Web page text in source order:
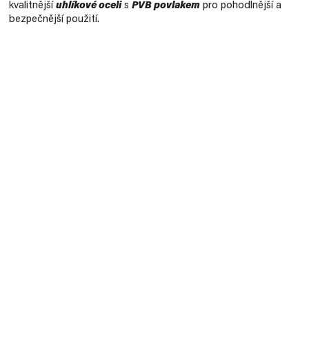
kvalitnější uhlíkové ocelis PVB povlakem pro pohodlnější a
bezpečnější použití.